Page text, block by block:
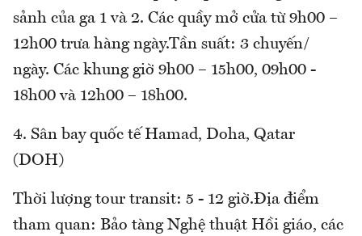
sảnh của ga 1 và 2. Các quầy mở cửa từ 9h00 –
12h00 trưa hàng ngày.Tần suất: 3 chuyến/
ngày. Các khung giờ 9h00 – 15h00, 09h00 -
18h00 và 12h00 – 18h00.
4. Sân bay quốc tế Hamad, Doha, Qatar
(DOH)
Thời lượng tour transit: 5 - 12 giờ.Địa điểm
tham quan: Bảo tàng Nghệ thuật Hồi giáo, các